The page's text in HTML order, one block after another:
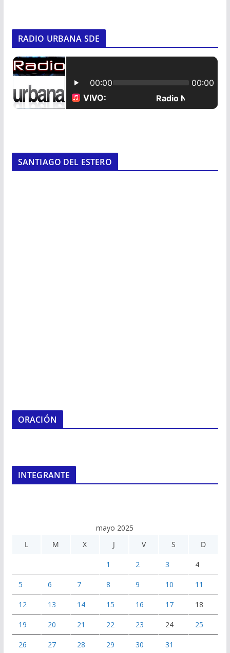
RADIO URBANA SDE
SANTIAGO DEL ESTERO
ORACIÓN
INTEGRANTE
mayo 2025
L
M X J V S D
1 2 3 4
5 6 7 8 9 10 11
12 13 14 15 16 17 18
19 20 21 22 23 24 25
26 27 28 29 30 31